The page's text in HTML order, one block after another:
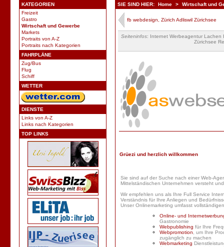
KATEGORIEN
Freizeit
Gastro
Wirtschaft und Gewerbe
Markets
Portraits von A-Z
Portraits nach Kategorien
FAHRPLÄNE
Zug/Bus
Flug
Schiff
WETTER
DIENSTE
Links von A-Z
Links nach Kategorien
TOP LINKS
SIE SIND HIER: Home > Wirtschaft und
fb webdesign, Zürich Adliswil Zürichsee
Seiteninfos: Internet Werbeagentur Lachen
Zürichsee
Grüezi und herzlich willkommen
Sie sind auf der Suche nach einer Web-
Mittelständischen Unternehmen versteht
Wir empfehlen uns als Ihre Full Service
Verständnis für Ihre Anliegen und
Unser Onlinemarketing umfasst
Online- und
Gastronomie
Webpublishing für Ihre
Webpromotion , um Ihre
zugänglich zu machen
Webmarketing